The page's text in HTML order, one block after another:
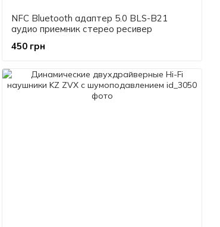
NFC Bluetooth адаптер 5.0 BLS-B21
аудио приемник стерео ресивер
450 грн